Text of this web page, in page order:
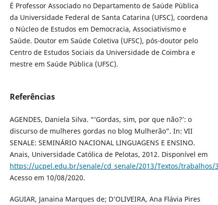
É Professor Associado no Departamento de Saúde Pública
da Universidade Federal de Santa Catarina (UFSC), coordena
o Núcleo de Estudos em Democracia, Associativismo e
Saúde. Doutor em Saúde Coletiva (UFSC), pós-doutor pelo
Centro de Estudos Sociais da Universidade de Coimbra e
mestre em Saúde Pública (UFSC).
Referências
AGENDES, Daniela Silva. “‘Gordas, sim, por que não?’: o
discurso de mulheres gordas no blog Mulherão”. In: VII
SENALE: SEMINÁRIO NACIONAL LINGUAGENS E ENSINO.
Anais, Universidade Católica de Pelotas, 2012. Disponível em
https://ucpel.edu.br/senale/cd_senale/2013/Textos/trabalhos/
Acesso em 10/08/2020.
AGUIAR, Janaina Marques de; D’OLIVEIRA, Ana Flávia Pires